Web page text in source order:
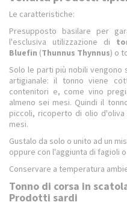
Le caratteristiche:
Presupposto basilare per
l'esclusiva utilizzazione di
Bluefin (Thunnus Thynnus) o
Solo le parti più nobili vengono
artigianale: il tonno viene
contenitori e, come vino
almeno sei mesi. Quindi il
piccoli, ricoperto di olio
mesi.
Gustalo da solo o unito ad un
oppure con l'aggiunta di fagioli
Conservare a temperatura
Tonno di corsa in
Prodotti sardi